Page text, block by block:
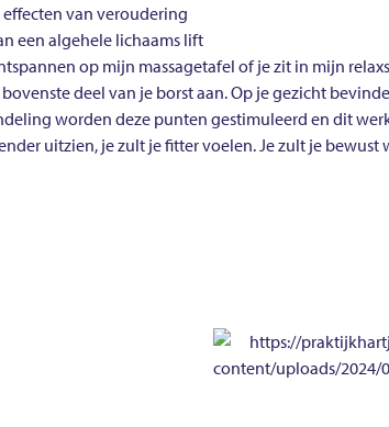
van veroudering
een algehele lichaams lift
op mijn massagetafel of je zit in mijn
deel van je borst aan. Op je gezicht
worden deze punten gestimuleerd en dit
uitzien, je zult je fitter voelen. Je zult je